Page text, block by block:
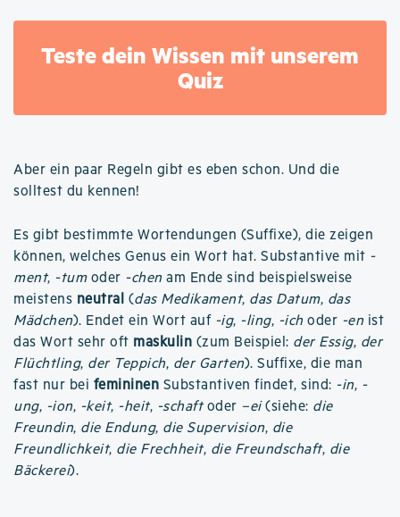
Teste dein Wissen mit unserem
Quiz
Aber ein paar Regeln gibt es eben schon. Und die
solltest du kennen!
Es gibt bestimmte Wortendungen (Suffixe), die zeigen
können, welches Genus ein Wort hat. Substantive mit -
ment, -tumoder -chen am Ende sind beispielsweise
meistens neutral (das Medikament, das Datum, das
Mädchen). Endet ein Wort auf -ig, -ling, -ich oder -en ist
das Wort sehr oft maskulin (zum Beispiel: der Essig, der
Flüchtling, der Teppich, der Garten). Suffixe, die man
fast nur bei femininen Substantiven findet, sind: -in, -
ung, -ion, -keit, -heit, -schaftoder –ei(siehe: die
Freundin, die Endung, die Supervision, die
Freundlichkeit, die Frechheit, die Freundschaft, die
Bäckerei).